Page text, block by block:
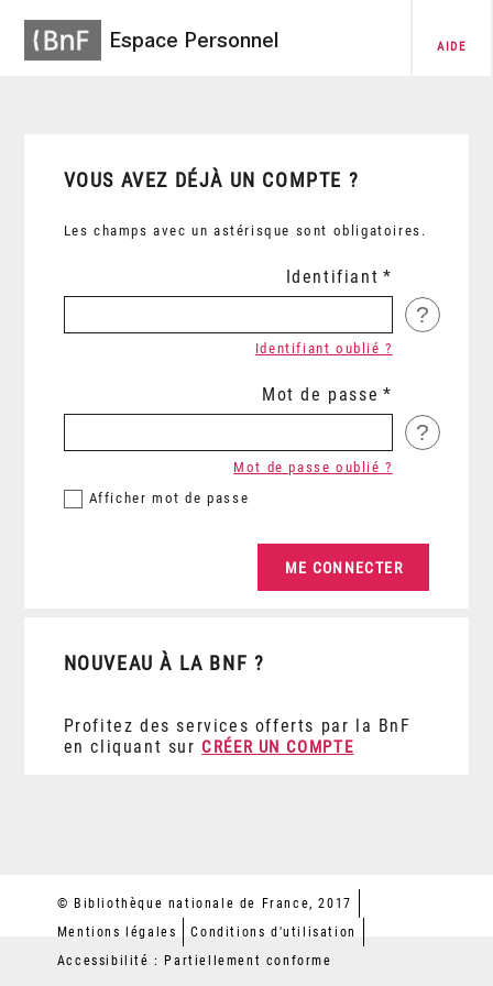
Espace Personnel AIDE
VOUS AVEZ DÉJÀ UN COMPTE ?
Les champs avec un astérisque sont obligatoires.
Identifiant
?
Identifiant oublié ?
Mot de passe
?
Afficher mot de passe
Mot de passe oublié ?
NOUVEAU À LA BNF ?
Profitez des services offerts par la BnF
en cliquant sur CRÉER UN COMPTE
© Bibliothèque nationale de France, 2017
Mentions légales
Conditions d'utilisation
Accessibilité : Partiellement conforme